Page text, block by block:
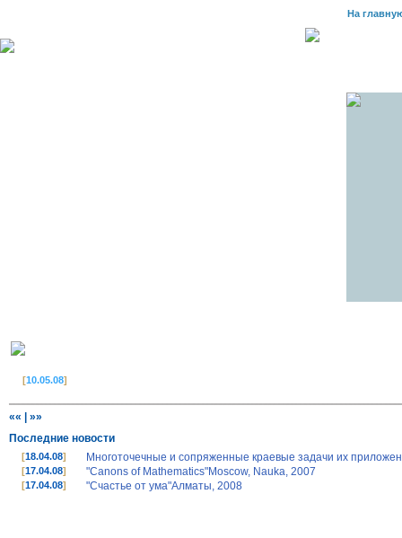
На
[10.05.08]
««
»»
Последние новости
[18.04.08] Многоточечные и сопряженные краевые задачи их
[17.04.08] "Canons of Mathematics"Moscow, Nauka, 2007
[17.04.08] "Счастье от ума"Алматы, 2008